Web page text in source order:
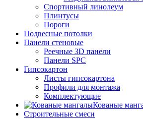
Спортивный линолеум
Плинтусы
Пороги
Подвесные потолки
Панели стеновые
Реечные 3D панели
Панели SPC
Гипсокартон
Листы гипсокартона
Профили для монтажа
Комплектующие
Кованые
Строительные смеси